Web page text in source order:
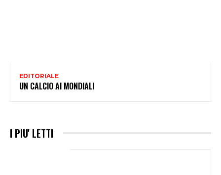
EDITORIALE
UN CALCIO AI MONDIALI
I PIU' LETTI